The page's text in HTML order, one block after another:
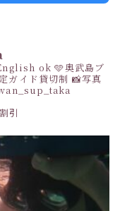
ok 🩵奥武島ブ
ガイド貸切制 📸写真
引